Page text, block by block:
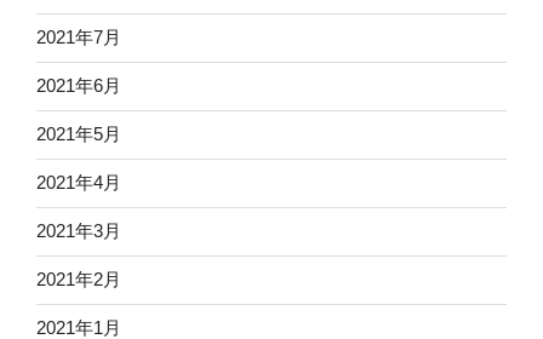
2021年7月
2021年6月
2021年5月
2021年4月
2021年3月
2021年2月
2021年1月